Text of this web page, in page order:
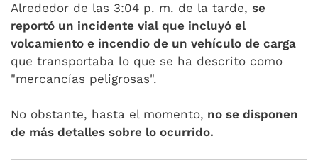
Alrededor de las 3:04 p. m. de la tarde, se
reportó un incidente vial que incluyó el
volcamiento e incendio de un vehículo de carga
que transportaba lo que se ha descrito como
"mercancías peligrosas".
No obstante, hasta el momento, no se disponen
de más detalles sobre lo ocurrido.